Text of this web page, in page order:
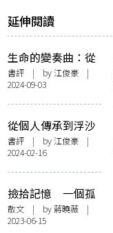
延伸閱讀
生命的變奏曲：從
十七年蟬到倏忽黃
蝶——論潘國靈
《身體變奏曲》
書評 | by江俊豪 |
2024-09-03
從個人傳承到浮沙
幻影——論潘國靈
《寫托邦與消失
咒》
書評 | by江俊豪 |
2024-02-16
撿拾記憶 一個孤
讀者的洞穴穿行
散文 | by蔣曉薇 |
2023-06-15